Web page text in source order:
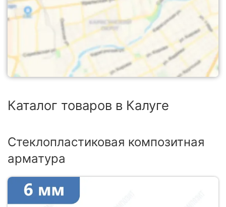
Каталог товаров в Калуге
Стеклопластиковая композитная
арматура